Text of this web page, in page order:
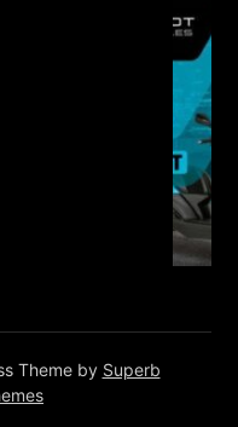
Theme by Superb